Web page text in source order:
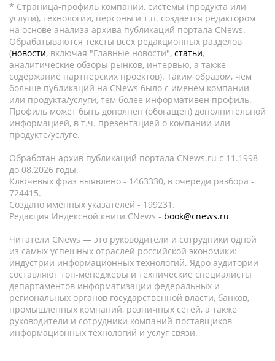
* Страница-профиль компании, системы (продукта или
услуги), технологии, персоны и т.п. создается редактором
на основе анализа архива публикаций портала CNews.
Обрабатываются тексты всех редакционных разделов
(новости, включая "Главные новости", статьи,
аналитические обзоры рынков, интервью, а также
содержание партнёрских проектов). Таким образом, чем
больше публикаций на CNews было с именем компании
или продукта/услуги, тем более информативен профиль.
Профиль может быть дополнен (обогащен) дополнительной
информацией, в т.ч. презентацией о компании или
продукте/услуге.
Обработан архив публикаций портала CNews.ru c 11.1998
до 08.2026 годы.
Ключевых фраз выявлено - 1463330, в очереди разбора -
724415.
Создано именных указателей - 199231.
Редакция Индексной книги CNews - book@cnews.ru
Читатели CNews — это руководители и сотрудники одной
из самых успешных отраслей российской экономики:
индустрии информационных технологий. Ядро аудитории
составляют топ-менеджеры и технические специалисты
департаментов информатизации федеральных и
региональных органов государственной власти, банков,
промышленных компаний, розничных сетей, а также
руководители и сотрудники компаний-поставщиков
информационных технологий и услуг связи.